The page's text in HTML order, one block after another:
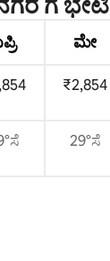
ಮೇ
₹2,854
29°ಸೆ